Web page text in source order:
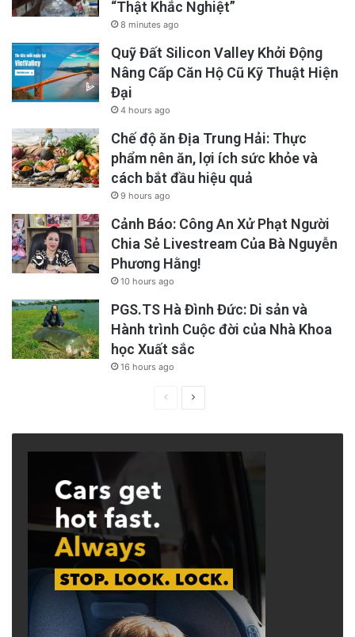
“Thật Khắc Nghiệt”
8 minutes ago
Quỹ Đất Silicon Valley Khởi Động
Nâng Cấp Căn Hộ Cũ Kỹ Thuật Hiện
Đại
4 hours ago
Chế độ ăn Địa Trung Hải: Thực
phẩm nên ăn, lợi ích sức khỏe và
cách bắt đầu hiệu quả
9 hours ago
Cảnh Báo: Công An Xử Phạt Người
Chia Sẻ Livestream Của Bà Nguyễn
Phương Hằng!
10 hours ago
PGS.TS Hà Đình Đức: Di sản và
Hành trình Cuộc đời của Nhà Khoa
học Xuất sắc
16 hours ago
PreviousNext